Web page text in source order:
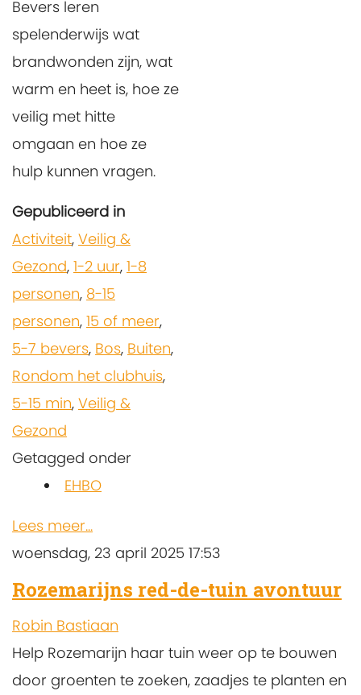
Bevers leren
spelenderwijs wat
brandwonden zijn, wat
warm en heet is, hoe ze
veilig met hitte
omgaan en hoe ze
hulp kunnen vragen.
Gepubliceerd in
Activiteit, Veilig &
Gezond, 1-2 uur, 1-8
personen, 8-15
personen, 15 of meer,
5-7 bevers, Bos, Buiten,
Rondom het clubhuis,
5-15 min, Veilig &
Gezond
Getagged onder
EHBO
Lees meer...
woensdag, 23 april 2025 17:53
Rozemarijns red-de-tuin avontuur
Robin Bastiaan
Help Rozemarijn haar tuin weer op te bouwen
door groenten te zoeken, zaadjes te planten en